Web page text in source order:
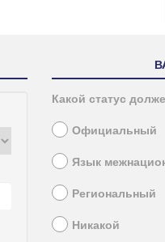
Какой статус
Официальный
Язык
Региональный
Никакой